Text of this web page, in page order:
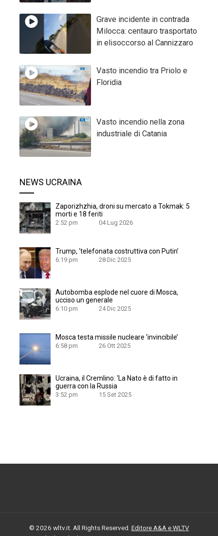
Grave incidente in contrada
Milocca: centauro trasportato
in elisoccorso al Cannizzaro
Vasto incendio tra Priolo e
Floridia
Vasto incendio nella zona
industriale di Catania
NEWS UCRAINA
Zaporizhzhia, droni su mercato a Tokmak: 5
morti e 18 feriti
2:52 pm 04 Lug 2026
Trump, ‘telefonata costruttiva con Putin’
6:19 pm 28 Dic 2025
Autobomba esplode nel cuore di Mosca,
ucciso un generale
6:10 pm 24 Dic 2025
Mosca testa missile nucleare ‘invincibile’
6:58 pm 26 Ott 2025
Ucraina, il Cremlino: ‘La Nato è di fatto in
guerra con la Russia
3:52 pm 15 Set 2025
© 2026 wltv.it. All Rights Reserved. Editore A&A e WLTV